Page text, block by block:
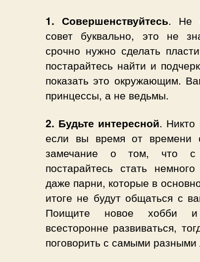
1. Совершенствуйтесь. Не
совет буквально, это не
срочно нужно сделать
постарайтесь найти и
показать это окружающим.
принцессы, а не ведьмы.
2. Будьте интересной. Никто
если вы время от времени
замечание о том, что с
постарайтесь стать
даже парни, которые в
итоге не будут общаться с
Поищите новое хобби и
всесторонне развиваться,
поговорить с самыми